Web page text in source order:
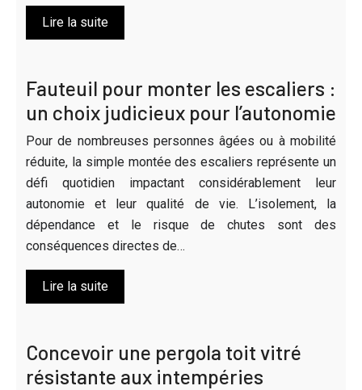
Lire la suite
Fauteuil pour monter les escaliers :
un choix judicieux pour l’autonomie
Pour de nombreuses personnes âgées ou à mobilité
réduite, la simple montée des escaliers représente un
défi quotidien impactant considérablement leur
autonomie et leur qualité de vie. L’isolement, la
dépendance et le risque de chutes sont des
conséquences directes de…
Lire la suite
Concevoir une pergola toit vitré
résistante aux intempéries